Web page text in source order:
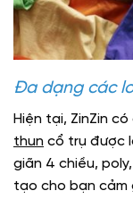
Đa dạng các
Hiện tại, ZinZin
thun cổ trụ được
giãn 4 chiều,
tạo cho bạn cảm